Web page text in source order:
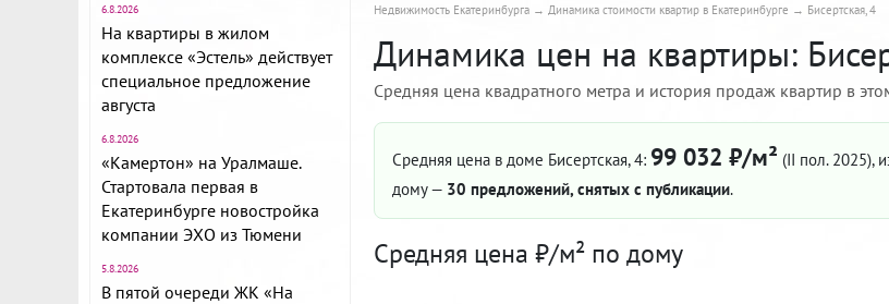
6.8.2026
На квартиры в жилом
комплексе «Эстель» действует
специальное предложение
августа
6.8.2026
«Камертон» на Уралмаше.
Стартовала первая в
Екатеринбурге новостройка
компании ЭХО из Тюмени
5.8.2026
В пятой очереди ЖК «На
Недвижимость Екатеринбурга Динамика стоимости квартир в Екатеринбурге Бисертская, 4
Динамика цен на квартиры:
Средняя цена квадратного метра и история продаж квартир в
Средняя цена в доме Бисертская, 4: 99 032 ₽/м² (II пол. 2025),
дому — 30 предложений, снятых с публикации.
Средняя цена ₽/м² по дому